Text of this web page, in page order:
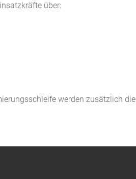
über:
werden zusätzlich die